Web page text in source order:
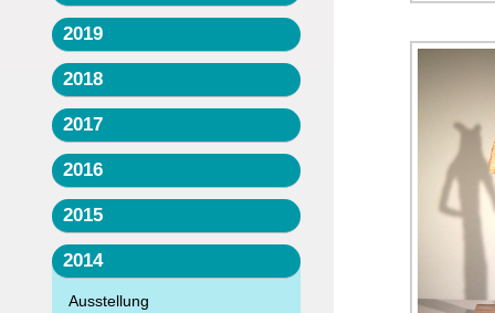
2019
2018
2017
2016
2015
2014
Ausstellung